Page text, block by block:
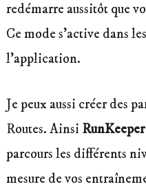
redémarre aussitôt que
Ce mode s’active dans
l’application.
Je peux aussi créer des
Routes. Ainsi RunKeeper
parcours les différents
mesure de vos